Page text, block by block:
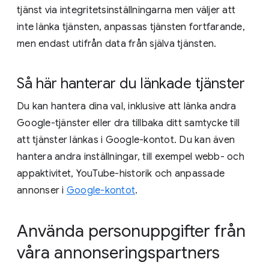
tjänst via integritetsinställningarna men väljer att
inte länka tjänsten, anpassas tjänsten fortfarande,
men endast utifrån data från själva tjänsten.
Så här hanterar du länkade tjänster
Du kan hantera dina val, inklusive att länka andra
Google-tjänster eller dra tillbaka ditt samtycke till
att tjänster länkas i Google-kontot. Du kan även
hantera andra inställningar, till exempel webb- och
appaktivitet, YouTube-historik och anpassade
annonser i Google-kontot.
Använda personuppgifter från
våra annonseringspartners